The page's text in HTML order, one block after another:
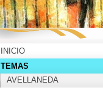
INICIO
TEMAS
AVELLANEDA